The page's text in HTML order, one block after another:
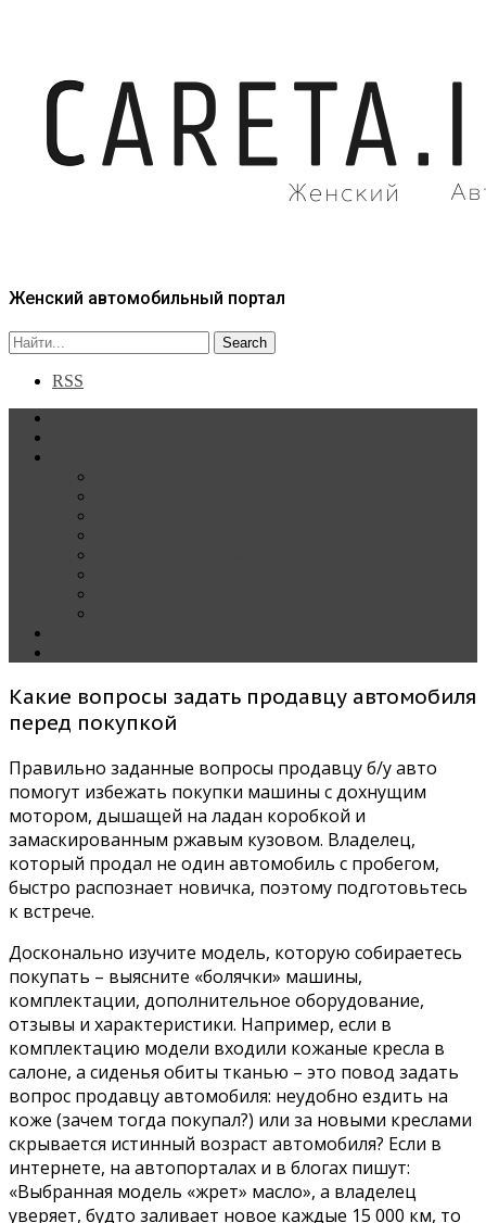
Женский автомобильный портал
RSS
Какие вопросы задать продавцу автомобиля
перед покупкой
Правильно заданные вопросы продавцу б/у авто
помогут избежать покупки машины с дохнущим
мотором, дышащей на ладан коробкой и
замаскированным ржавым кузовом. Владелец,
который продал не один автомобиль с пробегом,
быстро распознает новичка, поэтому подготовьтесь
к встрече.
Досконально изучите модель, которую собираетесь
покупать – выясните «болячки» машины,
комплектации, дополнительное оборудование,
отзывы и характеристики. Например, если в
комплектацию модели входили кожаные кресла в
салоне, а сиденья обиты тканью – это повод задать
вопрос продавцу автомобиля: неудобно ездить на
коже (зачем тогда покупал?) или за новыми креслами
скрывается истинный возраст автомобиля? Если в
интернете, на автопорталах и в блогах пишут:
«Выбранная модель «жрет» масло», а владелец
уверяет, будто заливает новое каждые 15 000 км, то